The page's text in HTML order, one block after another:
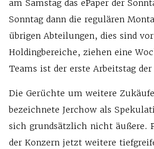
am Samstag das ePaper der
Sonntag dann die regulären
übrigen Abteilungen, dies sind
Holdingbereiche, ziehen eine
Teams ist der erste Arbeitstag der
Die Gerüchte um weitere
bezeichnete Jerchow als
sich grundsätzlich nicht äußere.
der Konzern jetzt weitere